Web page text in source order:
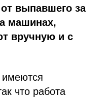
выпавшего за
машинах,
вручную и с
имеются
что работа